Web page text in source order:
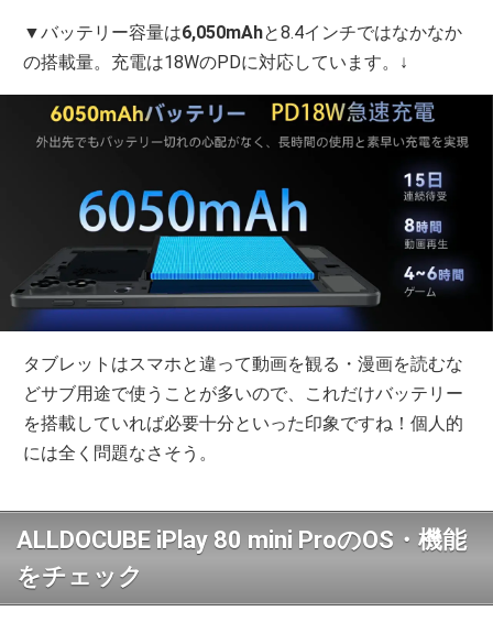
▼バッテリー容量は6,050mAhと8.4インチではなかなか
の搭載量。充電は18WのPDに対応しています。↓
タブレットはスマホと違って動画を観る・漫画を読むな
どサブ用途で使うことが多いので、これだけバッテリー
を搭載していれば必要十分といった印象ですね！個人的
には全く問題なさそう。
ALLDOCUBE iPlay 80 mini ProのOS・機能
をチェック